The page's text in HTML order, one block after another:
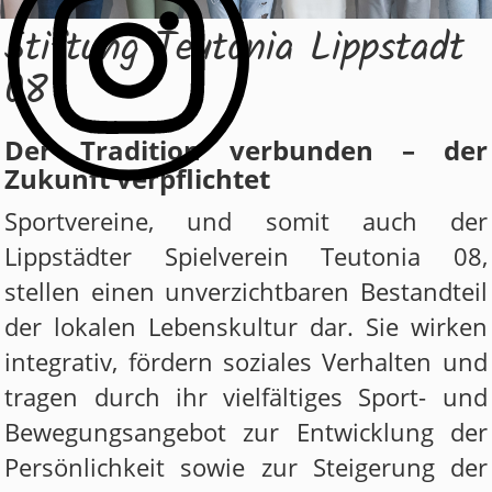
Stiftung Teutonia Lippstadt
08
Der Tradition verbunden – der
Zukunft verpflichtet
Sportvereine, und somit auch der
Lippstädter Spielverein Teutonia 08,
stellen einen unverzichtbaren Bestandteil
der lokalen Lebenskultur dar. Sie wirken
integrativ, fördern soziales Verhalten und
tragen durch ihr vielfältiges Sport- und
Bewegungsangebot zur Entwicklung der
Persönlichkeit sowie zur Steigerung der